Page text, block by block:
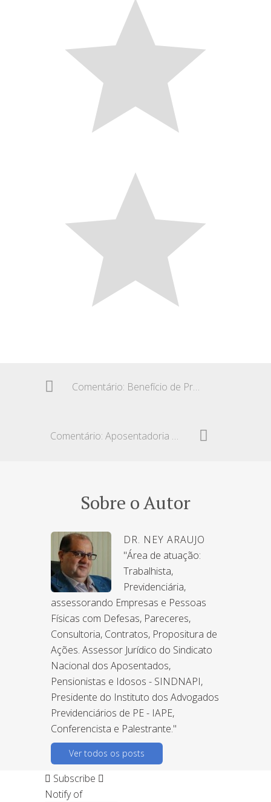
Comentário: Benefício de Prestação Continuada – BPC e miserabilidade
Comentário: Aposentadoria da pessoa com visão monocular
Sobre o Autor
DR. NEY ARAUJO
"Área de atuação:
Trabalhista,
Previdenciária,
assessorando Empresas e Pessoas
Físicas com Defesas, Pareceres,
Consultoria, Contratos, Propositura de
Ações. Assessor Jurídico do Sindicato
Nacional dos Aposentados,
Pensionistas e Idosos - SINDNAPI,
Presidente do Instituto dos Advogados
Previdenciários de PE - IAPE,
Conferencista e Palestrante."
Ver todos os posts
Subscribe
Notify of